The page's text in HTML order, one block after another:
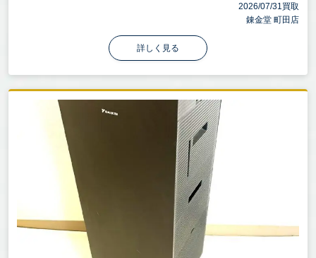
2026/07/31買取
錬金堂 町田店
詳しく見る